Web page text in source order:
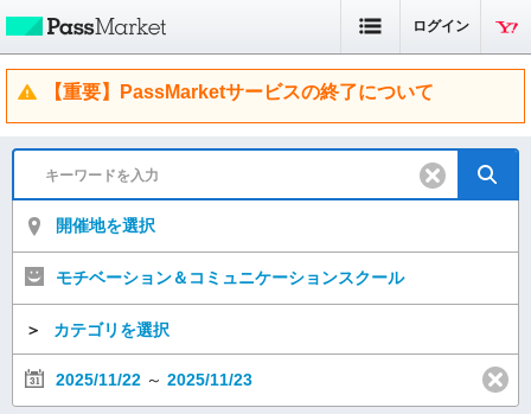
ログイン
【重要】PassMarketサービスの終了について
開催地を選択
モチベーション＆コミュニケーションスクール
＞ カテゴリを選択
2025/11/22 ～ 2025/11/23